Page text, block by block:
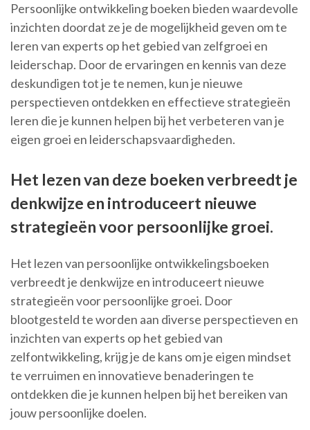
Persoonlijke ontwikkeling boeken bieden waardevolle
inzichten doordat ze je de mogelijkheid geven om te
leren van experts op het gebied van zelfgroei en
leiderschap. Door de ervaringen en kennis van deze
deskundigen tot je te nemen, kun je nieuwe
perspectieven ontdekken en effectieve strategieën
leren die je kunnen helpen bij het verbeteren van je
eigen groei en leiderschapsvaardigheden.
Het lezen van deze boeken verbreedt je
denkwijze en introduceert nieuwe
strategieën voor persoonlijke groei.
Het lezen van persoonlijke ontwikkelingsboeken
verbreedt je denkwijze en introduceert nieuwe
strategieën voor persoonlijke groei. Door
blootgesteld te worden aan diverse perspectieven en
inzichten van experts op het gebied van
zelfontwikkeling, krijg je de kans om je eigen mindset
te verruimen en innovatieve benaderingen te
ontdekken die je kunnen helpen bij het bereiken van
jouw persoonlijke doelen.